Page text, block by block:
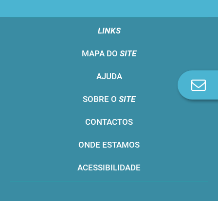
LINKS
MAPA DO SITE
AJUDA
SOBRE O SITE
CONTACTOS
ONDE ESTAMOS
ACESSIBILIDADE